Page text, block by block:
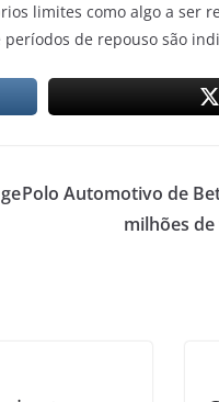
limites como algo a ser
de repouso são
Polo Automotivo de
milhões